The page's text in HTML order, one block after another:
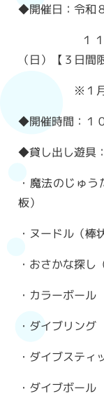
◆開催日：令和
１１日（
（日）【３日間
※１月４日
◆開催時間：１
◆貸し出し遊具：
・魔法のじゅ
板）
・ヌードル（棒
・おさかな探し
・カラーボール
・ダイブリング
・ダイブスティ
・ダイブボール